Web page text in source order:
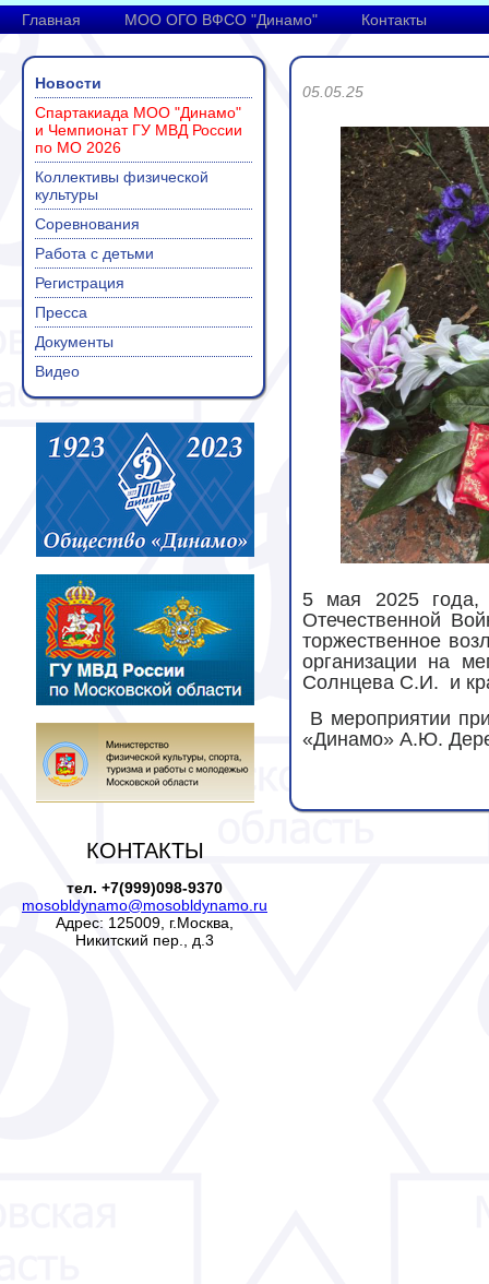
Главная МОО ОГО ВФСО "Динамо" Контакты
Новости
Спартакиада МОО "Динамо"
и Чемпионат ГУ МВД России
по МО 2026
Коллективы физической
культуры
Соревнования
Работа с детьми
Регистрация
Пресса
Документы
Видео
КОНТАКТЫ
тел. +7(999)098-9370
mosobldynamo@mosobldynamo.ru
Адрес: 125009, г.Москва,
Никитский пер., д.3
05.05.25
5 мая 2025 года,
Отечественной
торжественное
организации на
Солнцева С.И. и
В мероприятии
«Динамо» А.Ю.